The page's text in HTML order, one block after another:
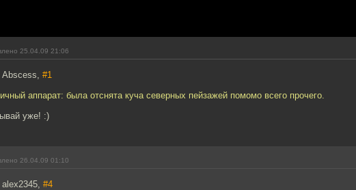
25.04.09 21:06
Abscess, #1
аппарат: была отснята куча северных пейзажей помомо всего прочего.
уже! :)
26.04.09 01:10
#4